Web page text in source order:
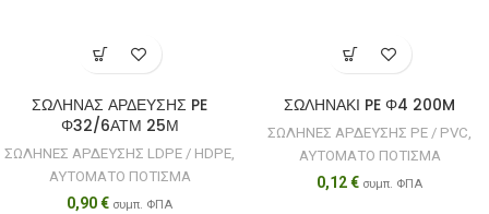
ΣΩΛΗΝΑΣ ΑΡΔΕΥΣΗΣ PE
Φ32/6ΑΤΜ 25Μ
ΣΩΛΗΝΕΣ ΑΡΔΕΥΣΗΣ LDPE / HDPE,
ΑΥΤΟΜΑΤΟ ΠΟΤΙΣΜΑ
0,90€ συμπ. ΦΠΑ
ΣΩΛΗΝΑΚΙ PE Φ4 200M
ΣΩΛΗΝΕΣ ΑΡΔΕΥΣΗΣ PE / PVC,
ΑΥΤΟΜΑΤΟ ΠΟΤΙΣΜΑ
0,12€ συμπ. ΦΠΑ